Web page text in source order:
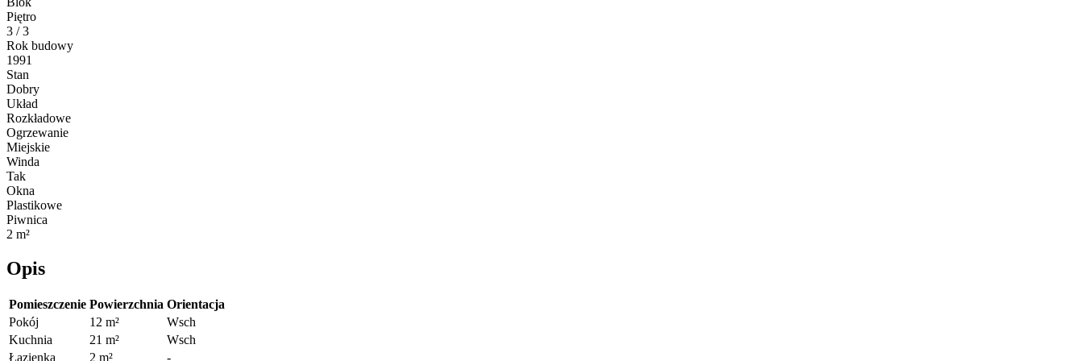
Piętro
3 / 3
Rok budowy
1991
Stan
Dobry
Układ
Rozkładowe
Ogrzewanie
Miejskie
Winda
Tak
Okna
Plastikowe
Piwnica
2 m²
Opis
Pomieszczenie Powierzchnia Orientacja
Pokój
12 m²
Wsch
Kuchnia
21 m²
Wsch
Łazienka
2 m² -